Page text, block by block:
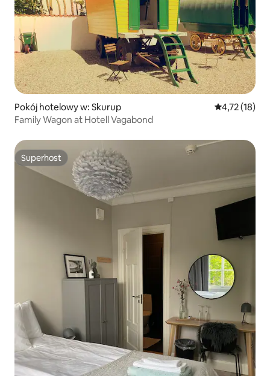
Pokój hotelowy w: Skurup Średnia
4,72 (18)
Family Wagon at Hotell Vagabond
Superhost
Superhost